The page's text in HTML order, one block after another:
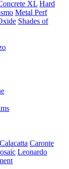
XL Hard
Metal Perf
Shades of
Calacatta Caronte
Leonardo